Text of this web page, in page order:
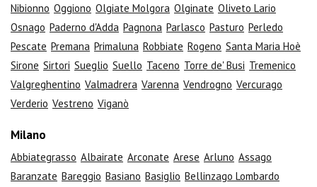
Nibionno Oggiono Olgiate Molgora Olginate Oliveto Lario
Osnago Paderno d'Adda Pagnona Parlasco Pasturo Perledo
Pescate Premana Primaluna Robbiate Rogeno Santa Maria Hoè
Sirone Sirtori Sueglio Suello Taceno Torre de' Busi Tremenico
Valgreghentino Valmadrera Varenna Vendrogno Vercurago
Verderio Vestreno Viganò
Milano
Abbiategrasso Albairate Arconate Arese Arluno Assago
Baranzate Bareggio Basiano Basiglio Bellinzago Lombardo